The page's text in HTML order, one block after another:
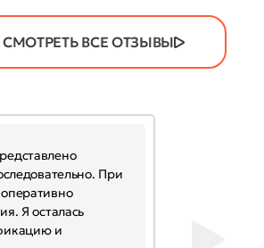
СМОТРЕТЬ ВСЕ ОТЗЫВЫ
При
Я осталась
и